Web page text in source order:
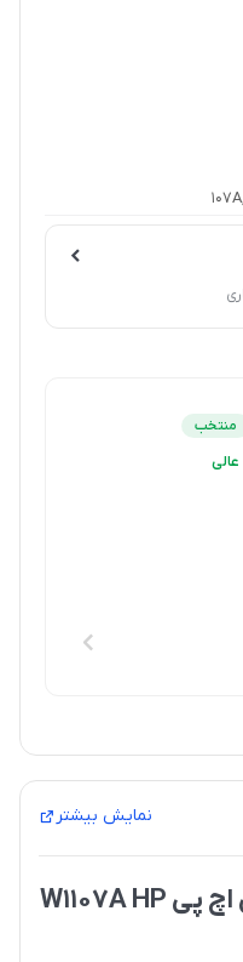
منتخب
عالی
نمایش بیشتر
کارتریج تونر لیزری مشکی اچ پی W1107A HP